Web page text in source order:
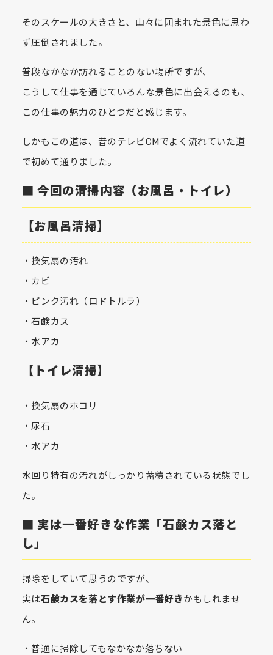
そのスケールの大きさと、山々に囲まれた景色に思わ
ず圧倒されました。
普段なかなか訪れることのない場所ですが、
こうして仕事を通じていろんな景色に出会えるのも、
この仕事の魅力のひとつだと感じます。
しかもこの道は、昔のテレビCMでよく流れていた道
で初めて通りました。
■ 今回の清掃内容（お風呂・トイレ）
【お風呂清掃】
・換気扇の汚れ
・カビ
・ピンク汚れ（ロドトルラ）
・石鹸カス
・水アカ
【トイレ清掃】
・換気扇のホコリ
・尿石
・水アカ
水回り特有の汚れがしっかり蓄積されている状態でし
た。
■ 実は一番好きな作業「石鹸カス落と
し」
掃除をしていて思うのですが、
実は石鹸カスを落とす作業が一番好きかもしれませ
ん。
・普通に掃除してもなかなか落ちない